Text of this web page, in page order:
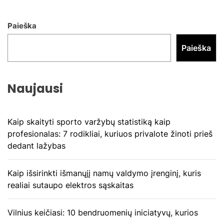
Paieška
Paieška
Naujausi
Kaip skaityti sporto varžybų statistiką kaip
profesionalas: 7 rodikliai, kuriuos privalote žinoti prieš
dedant lažybas
Kaip išsirinkti išmanųjį namų valdymo įrenginį, kuris
realiai sutaupo elektros sąskaitas
Vilnius keičiasi: 10 bendruomenių iniciatyvų, kurios